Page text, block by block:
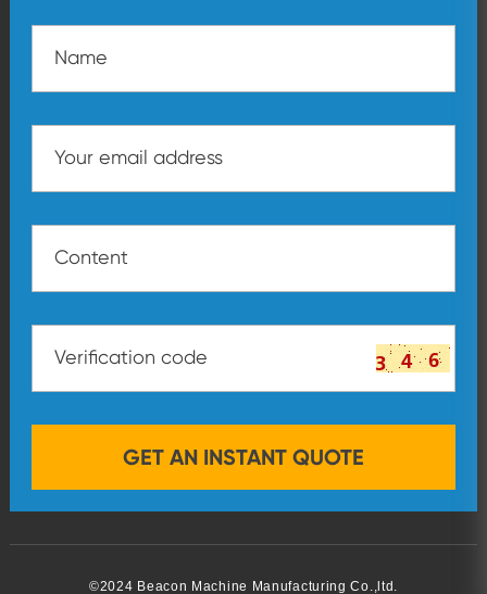
©2024 Beacon Machine Manufacturing Co.,ltd.